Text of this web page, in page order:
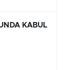
KABUL